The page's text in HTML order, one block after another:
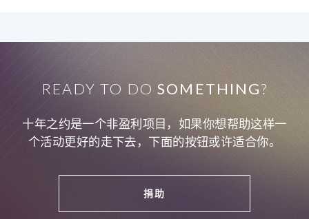
READY TO DOSOMETHING?
十年之约是一个非盈利项目，如果你想帮助这样一
个活动更好的走下去，下面的按钮或许适合你。
捐助